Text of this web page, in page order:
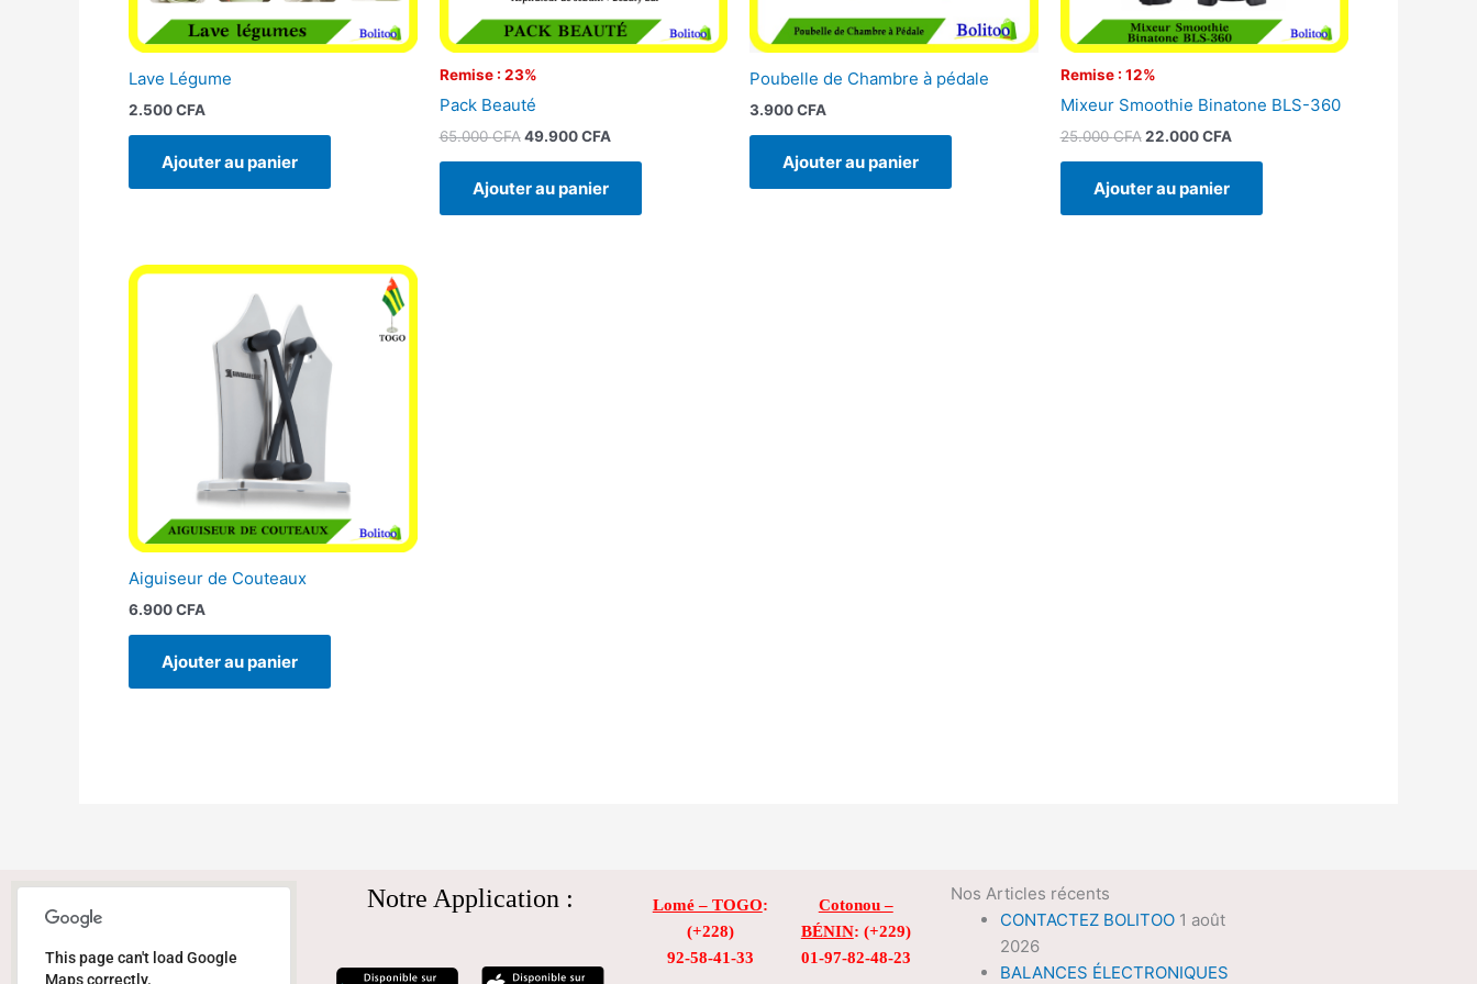
Lave Légume
2.500CFA
Ajouter au panier
Remise : 23%
Pack Beauté
65.000CFA 49.900CFA
Ajouter au panier
Poubelle de Chambre à pédale
3.900CFA
Ajouter au panier
Remise : 12%
Mixeur Smoothie Binatone BLS-360
25.000CFA 22.000CFA
Ajouter au panier
Aiguiseur de Couteaux
6.900CFA
Ajouter au panier
This page can't load Google
Maps correctly.
Notre Application : Lomé – TOGO:
(+228)
92-58-41-33
Cotonou –
BÉNIN: (+229)
01-97-82-48-23
Nos Articles récents
CONTACTEZ BOLITOO 1 août
2026
BALANCES ÉLECTRONIQUES